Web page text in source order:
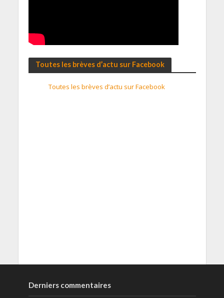
Toutes les brèves d’actu sur Facebook
Toutes les brèves d’actu sur Facebook
Derniers commentaires